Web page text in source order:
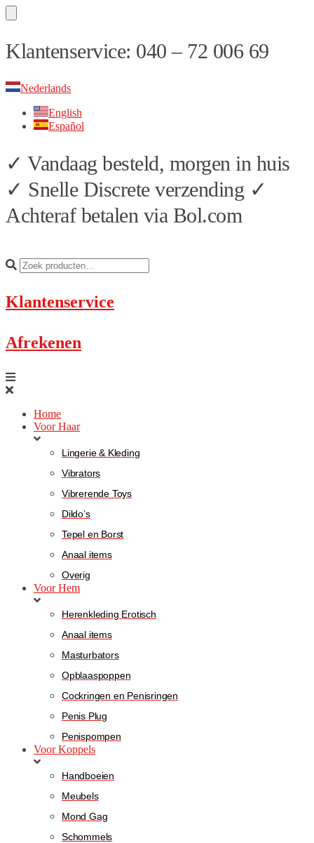
Skip
to
Skip
to
Klantenservice: 040 – 72 006 69
Nederlands
English
Español
✓ Vandaag besteld, morgen in huis
✓ Snelle Discrete verzending ✓
Achteraf betalen via Bol.com
Klantenservice
Afrekenen
Home
Voor Haar
Lingerie & Kleding
Vibrators
Vibrerende Toys
Dildo’s
Tepel en Borst
Anaal items
Overig
Voor Hem
Herenkleding Erotisch
Anaal items
Masturbators
Opblaaspoppen
Cockringen en Penisringen
Penis Plug
Penispompen
Voor Koppels
Handboeien
Meubels
Mond Gag
Schommels